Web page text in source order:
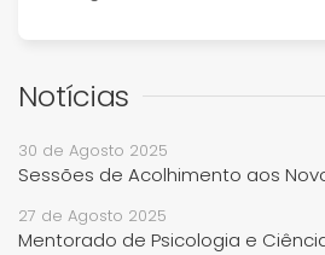
Notícias
30 de Agosto 2025
Sessões de Acolhimento aos
27 de Agosto 2025
Mentorado de Psicologia e